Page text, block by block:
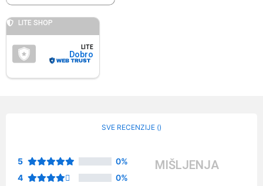
LITE SHOP
LITE
Dobro
SVE RECENZIJE ()
5
0%
4
0%
MIŠLJENJA